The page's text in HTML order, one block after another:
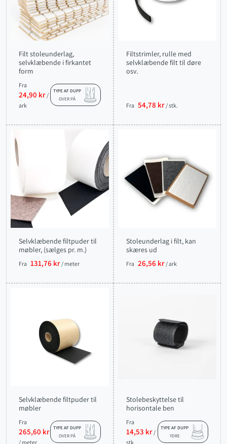
Filt stoleunderlag,
selvklæbende i firkantet
form
Fra
24,90 kr /
ark
TYPE AF DUPP
OVER PÅ
Filtstrimler, rulle med
selvklæbende filt til døre
osv.
Fra 54,78 kr / stk.
Selvklæbende filtpuder til
møbler, (sælges pr. m.)
Fra 131,76 kr / meter
Stoleunderlag i filt, kan
skæres ud
Fra 26,56 kr / ark
Selvklæbende filtpuder til
møbler
Fra
265,60 kr
/ meter
TYPE AF DUPP
OVER PÅ
Stolebeskyttelse til
horisontale ben
Fra
14,53 kr /
stk.
TYPE AF DUPP
YDRE